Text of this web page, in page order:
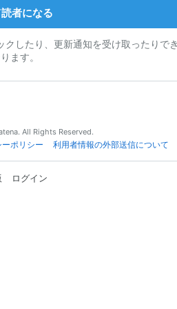
者になる
したり、更新通知を受け取ったりでき
ます。
All Rights Reserved.
ポリシー 利用者情報の外部送信について
ログイン